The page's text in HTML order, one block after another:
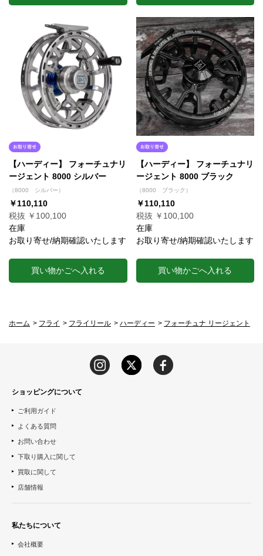
【ハーディー】 フォーチュナリ
ージェント 8000 シルバー
（8000 シルバー）
￥110,110
税抜 ￥100,100
在庫
お取り寄せ/納期確認いたします
買い物かごへ入れる
【ハーディー】 フォーチュナリ
ージェント 8000 ブラック
（8000 ブラック）
￥110,110
税抜 ￥100,100
在庫
お取り寄せ/納期確認いたします
買い物かごへ入れる
ホーム > フライ > フライリール > ハーディー > フォーチュナ リージェント
ショッピングについて
ご利用ガイド
よくある質問
お問い合わせ
下取り購入に関して
買取に関して
店舗情報
私たちについて
会社概要